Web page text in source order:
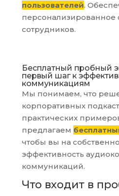
пользователей.
персонализированное
сотрудников.
Бесплатный пробный
первый шаг к
коммуникациям
Мы понимаем, что
корпоративных
практических
предлагаем
чтобы вы на
эффективность
коммуникаций.
Что входит в